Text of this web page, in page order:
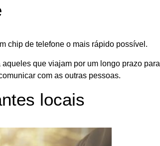
chip de telefone o mais rápido possível.
que viajam por um longo prazo para
com as outras pessoas.
locais